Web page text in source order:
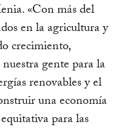
«Con más del
en la agricultura y
crecimiento,
gente para la
renovables y el
una economía
para las